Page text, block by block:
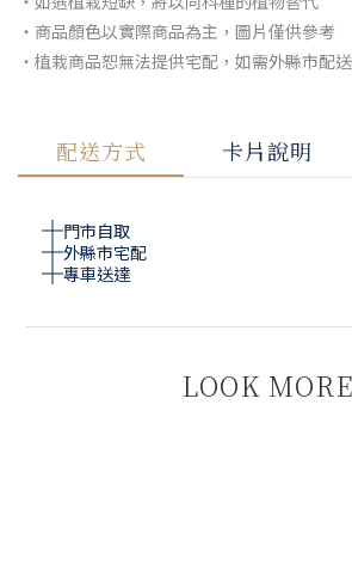
・商品顏色以實際商品為主，圖片僅供參考
・植栽商品恕無法提供宅配，如需外縣市配
配送方式 卡片說明
門市自取
外縣市宅配
專車送達
LOOK MORE